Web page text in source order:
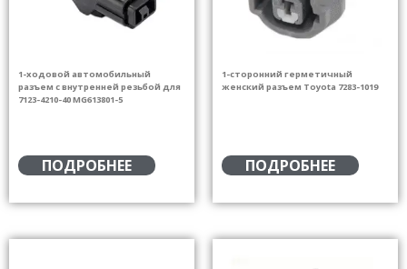
1-ходовой автомобильный
разъем с внутренней резьбой для
7123-4210-40 MG613801-5
ПОДРОБНЕЕ
1-сторонний герметичный
женский разъем Toyota 7283-1019
ПОДРОБНЕЕ